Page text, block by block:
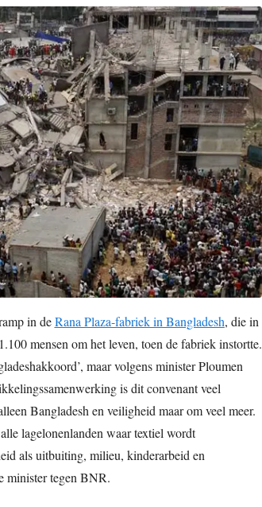
in deRana Plaza-fabriek in Bangladesh, die in
mensen om het leven, toen de fabriek instortte.
maar volgens minister Ploumen
is dit convenant veel
Bangladesh en veiligheid maar om veel meer.
lagelonenlanden waar textiel wordt
als uitbuiting, milieu, kinderarbeid en
minister tegen BNR.